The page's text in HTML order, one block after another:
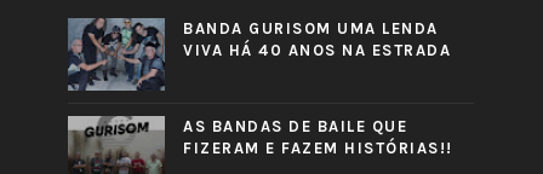
BANDA GURISOM UMA LENDA
VIVA HÁ 40 ANOS NA ESTRADA
AS BANDAS DE BAILE QUE
FIZERAM E FAZEM HISTÓRIAS!!